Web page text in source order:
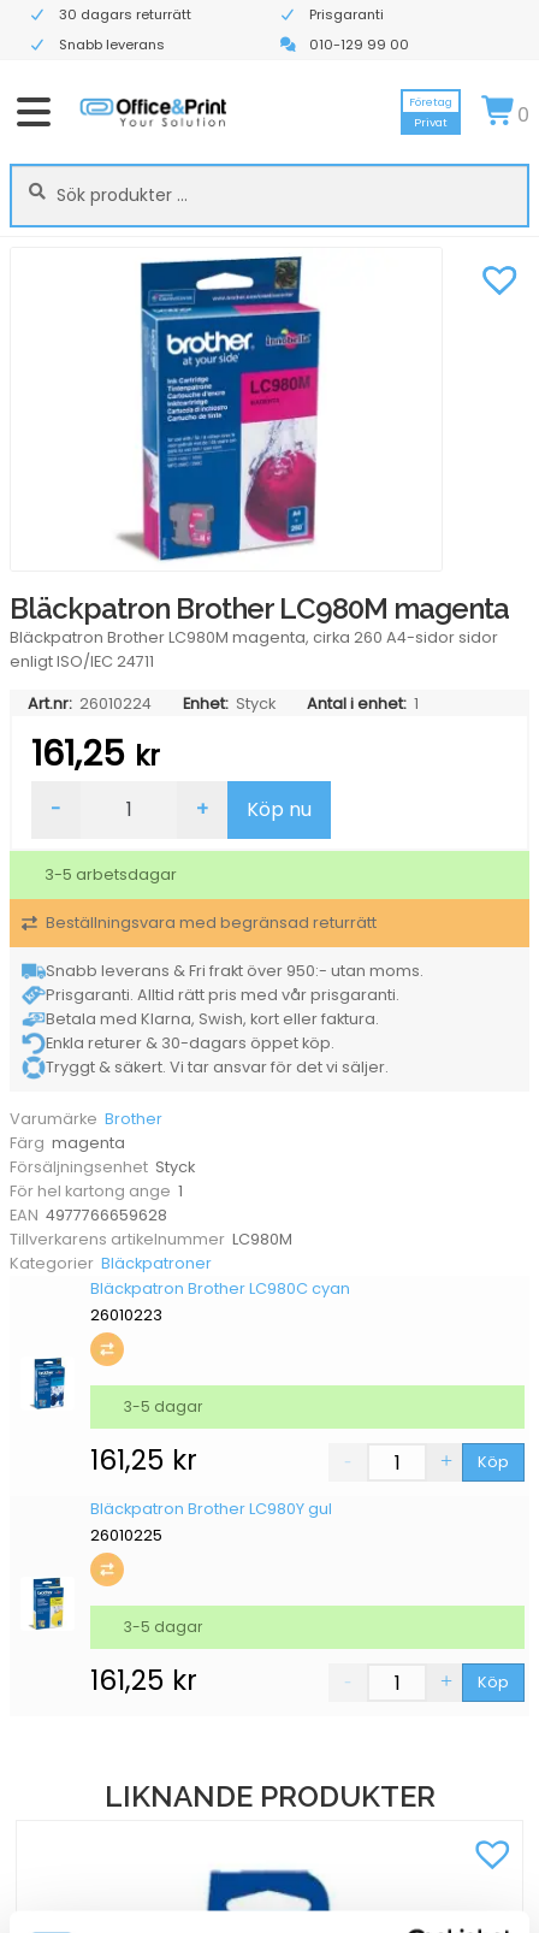
30 dagars returrätt
Prisgaranti
Snabb leverans
010-129 99 00
Sök
efter:
Sök
Företag
Privat
0
Bläckpatron Brother LC980M magenta
Bläckpatron Brother LC980M magenta, cirka 260 A4-sidor sidor
enligt ISO/IEC 24711
Art.nr: 26010224 Enhet: Styck Antal i enhet: 1
161,25 kr
Brother
magenta
mängd
- + Köp nu
3-5 arbetsdagar
Beställningsvara med begränsad returrätt
Snabb leverans & Fri frakt över 950:- utan moms.
Prisgaranti. Alltid rätt pris med vår prisgaranti.
Betala med Klarna, Swish, kort eller faktura.
Enkla returer & 30-dagars öppet köp.
Tryggt & säkert. Vi tar ansvar för det vi säljer.
Varumärke Brother
Färg magenta
Försäljningsenhet Styck
För hel kartong ange 1
EAN 4977766659628
Tillverkarens artikelnummer LC980M
Kategorier Bläckpatroner
Bläckpatron Brother LC980C cyan
26010223
161,25 kr Köp
3-5 dagar
Bläckpatron Brother LC980Y gul
26010225
161,25 kr Köp
3-5 dagar
LIKNANDE PRODUKTER